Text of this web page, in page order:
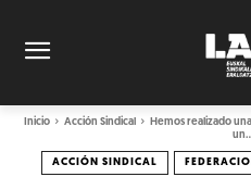
Inicio Acción Sindical
Hemos realizado
ACCIÓN SINDICAL